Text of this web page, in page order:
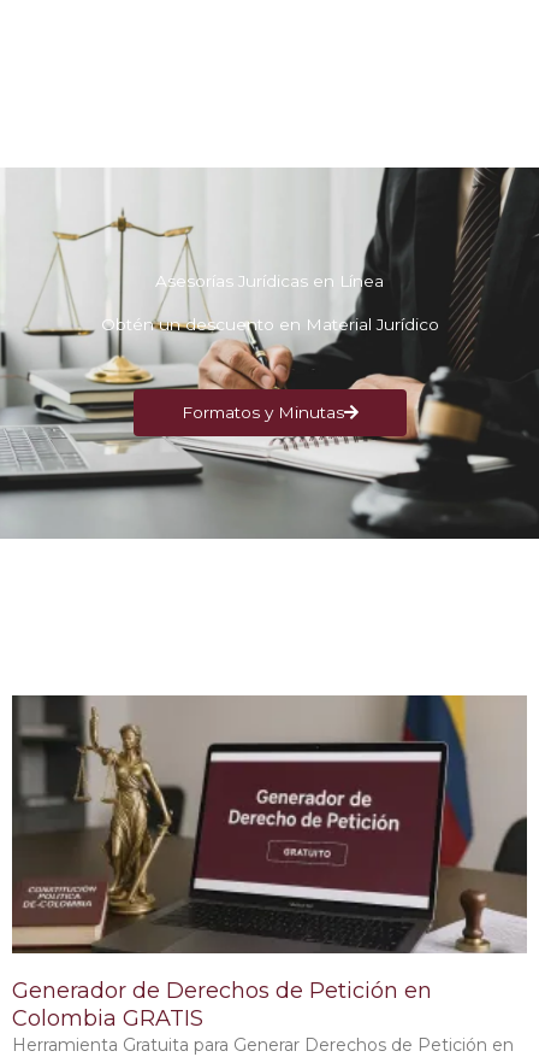
Asesorías Jurídicas en Línea
Obtén un descuento en Material Jurídico
Formatos y Minutas
Generador de Derechos de Petición en
Colombia GRATIS
Herramienta Gratuita para Generar Derechos de Petición en